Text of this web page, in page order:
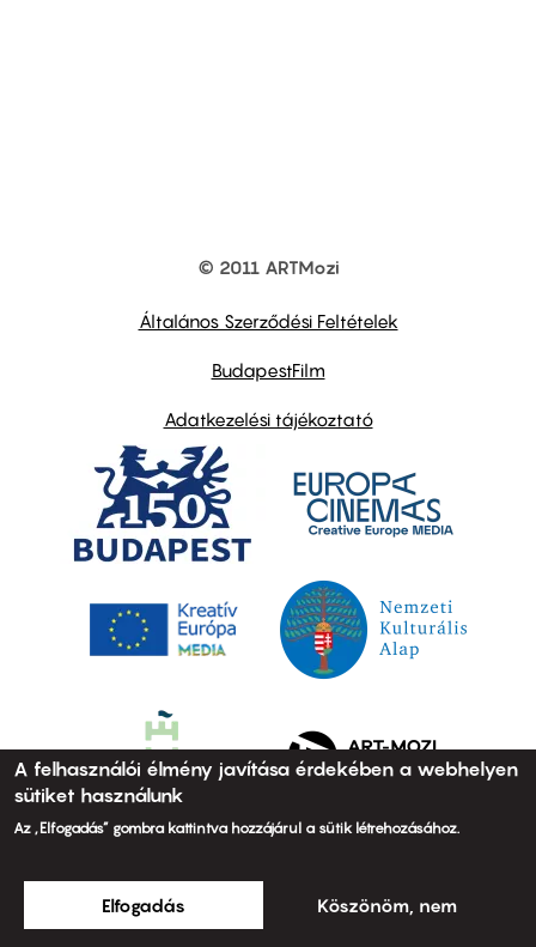
© 2011 ARTMozi
Általános Szerződési Feltételek
BudapestFilm
Adatkezelési tájékoztató
A felhasználói élmény javítása érdekében a webhelyen
sütiket használunk
Az „Elfogadás” gombra kattintva hozzájárul a sütik létrehozásához.
Elfogadás Köszönöm, nem